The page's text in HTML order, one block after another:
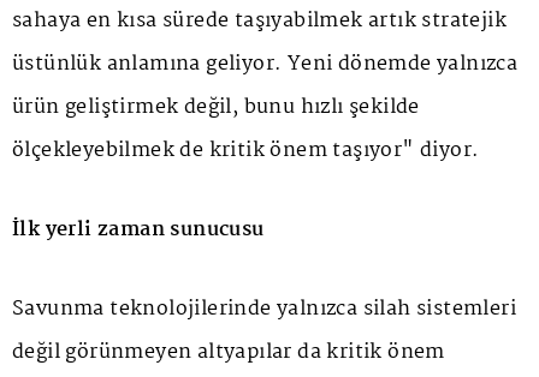
sahaya en kısa sürede taşıyabilmek artık stratejik
üstünlük anlamına geliyor. Yeni dönemde yalnızca
ürün geliştirmek değil, bunu hızlı şekilde
ölçekleyebilmek de kritik önem taşıyor" diyor.
İlk yerli zaman sunucusu
Savunma teknolojilerinde yalnızca silah sistemleri
değil görünmeyen altyapılar da kritik önem